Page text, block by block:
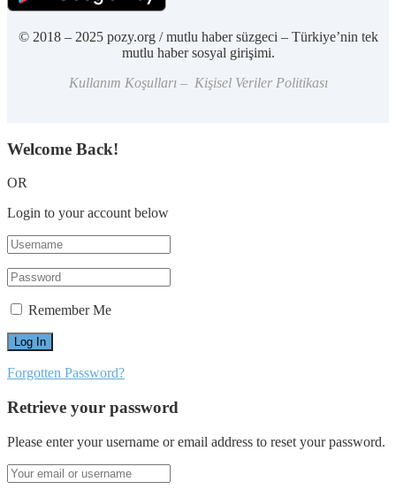
© 2018 – 2025 pozy.org / mutlu haber süzgeci – Türkiye’nin tek
mutlu haber sosyal girişimi.
Kullanım Koşulları – Kişisel Veriler Politikası
Welcome Back!
OR
Login to your account below
Remember Me
Forgotten Password?
Retrieve your password
Please enter your username or email address to reset your password.